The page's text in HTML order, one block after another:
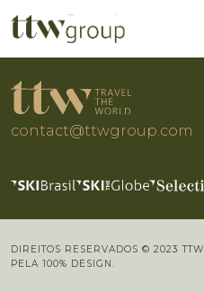
contact@ttwgroup.com
DIREITOS RESERVADOS © 2023
PELA 100% DESIGN.